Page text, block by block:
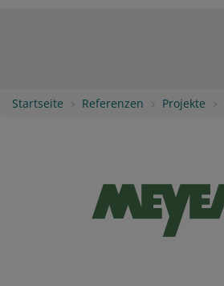
Startseite Referenzen Projekte